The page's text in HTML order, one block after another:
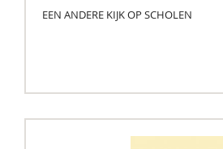
EEN ANDERE KIJK OP SCHOLEN